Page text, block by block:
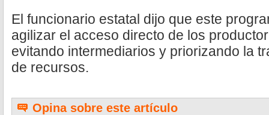
El funcionario estatal dijo que este
agilizar el acceso directo de los
evitando intermediarios y priorizando la
de recursos.
Opina sobre este artículo